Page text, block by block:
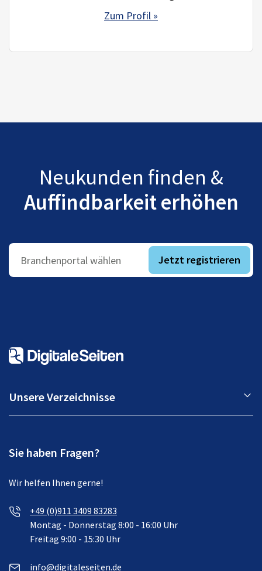
Zum Profil »
Neukunden finden &
Auffindbarkeit erhöhen
Branchenportal wählen Jetzt registrieren
Unsere Verzeichnisse
Sie haben Fragen?
Wir helfen Ihnen gerne!
+49 (0)911 3409 83283
Montag - Donnerstag 8:00 - 16:00 Uhr
Freitag 9:00 - 15:30 Uhr
info@digitaleseiten.de